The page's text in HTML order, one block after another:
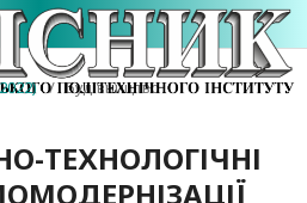
/ Будівництво
ТЕХНОЛОГІЧНІ